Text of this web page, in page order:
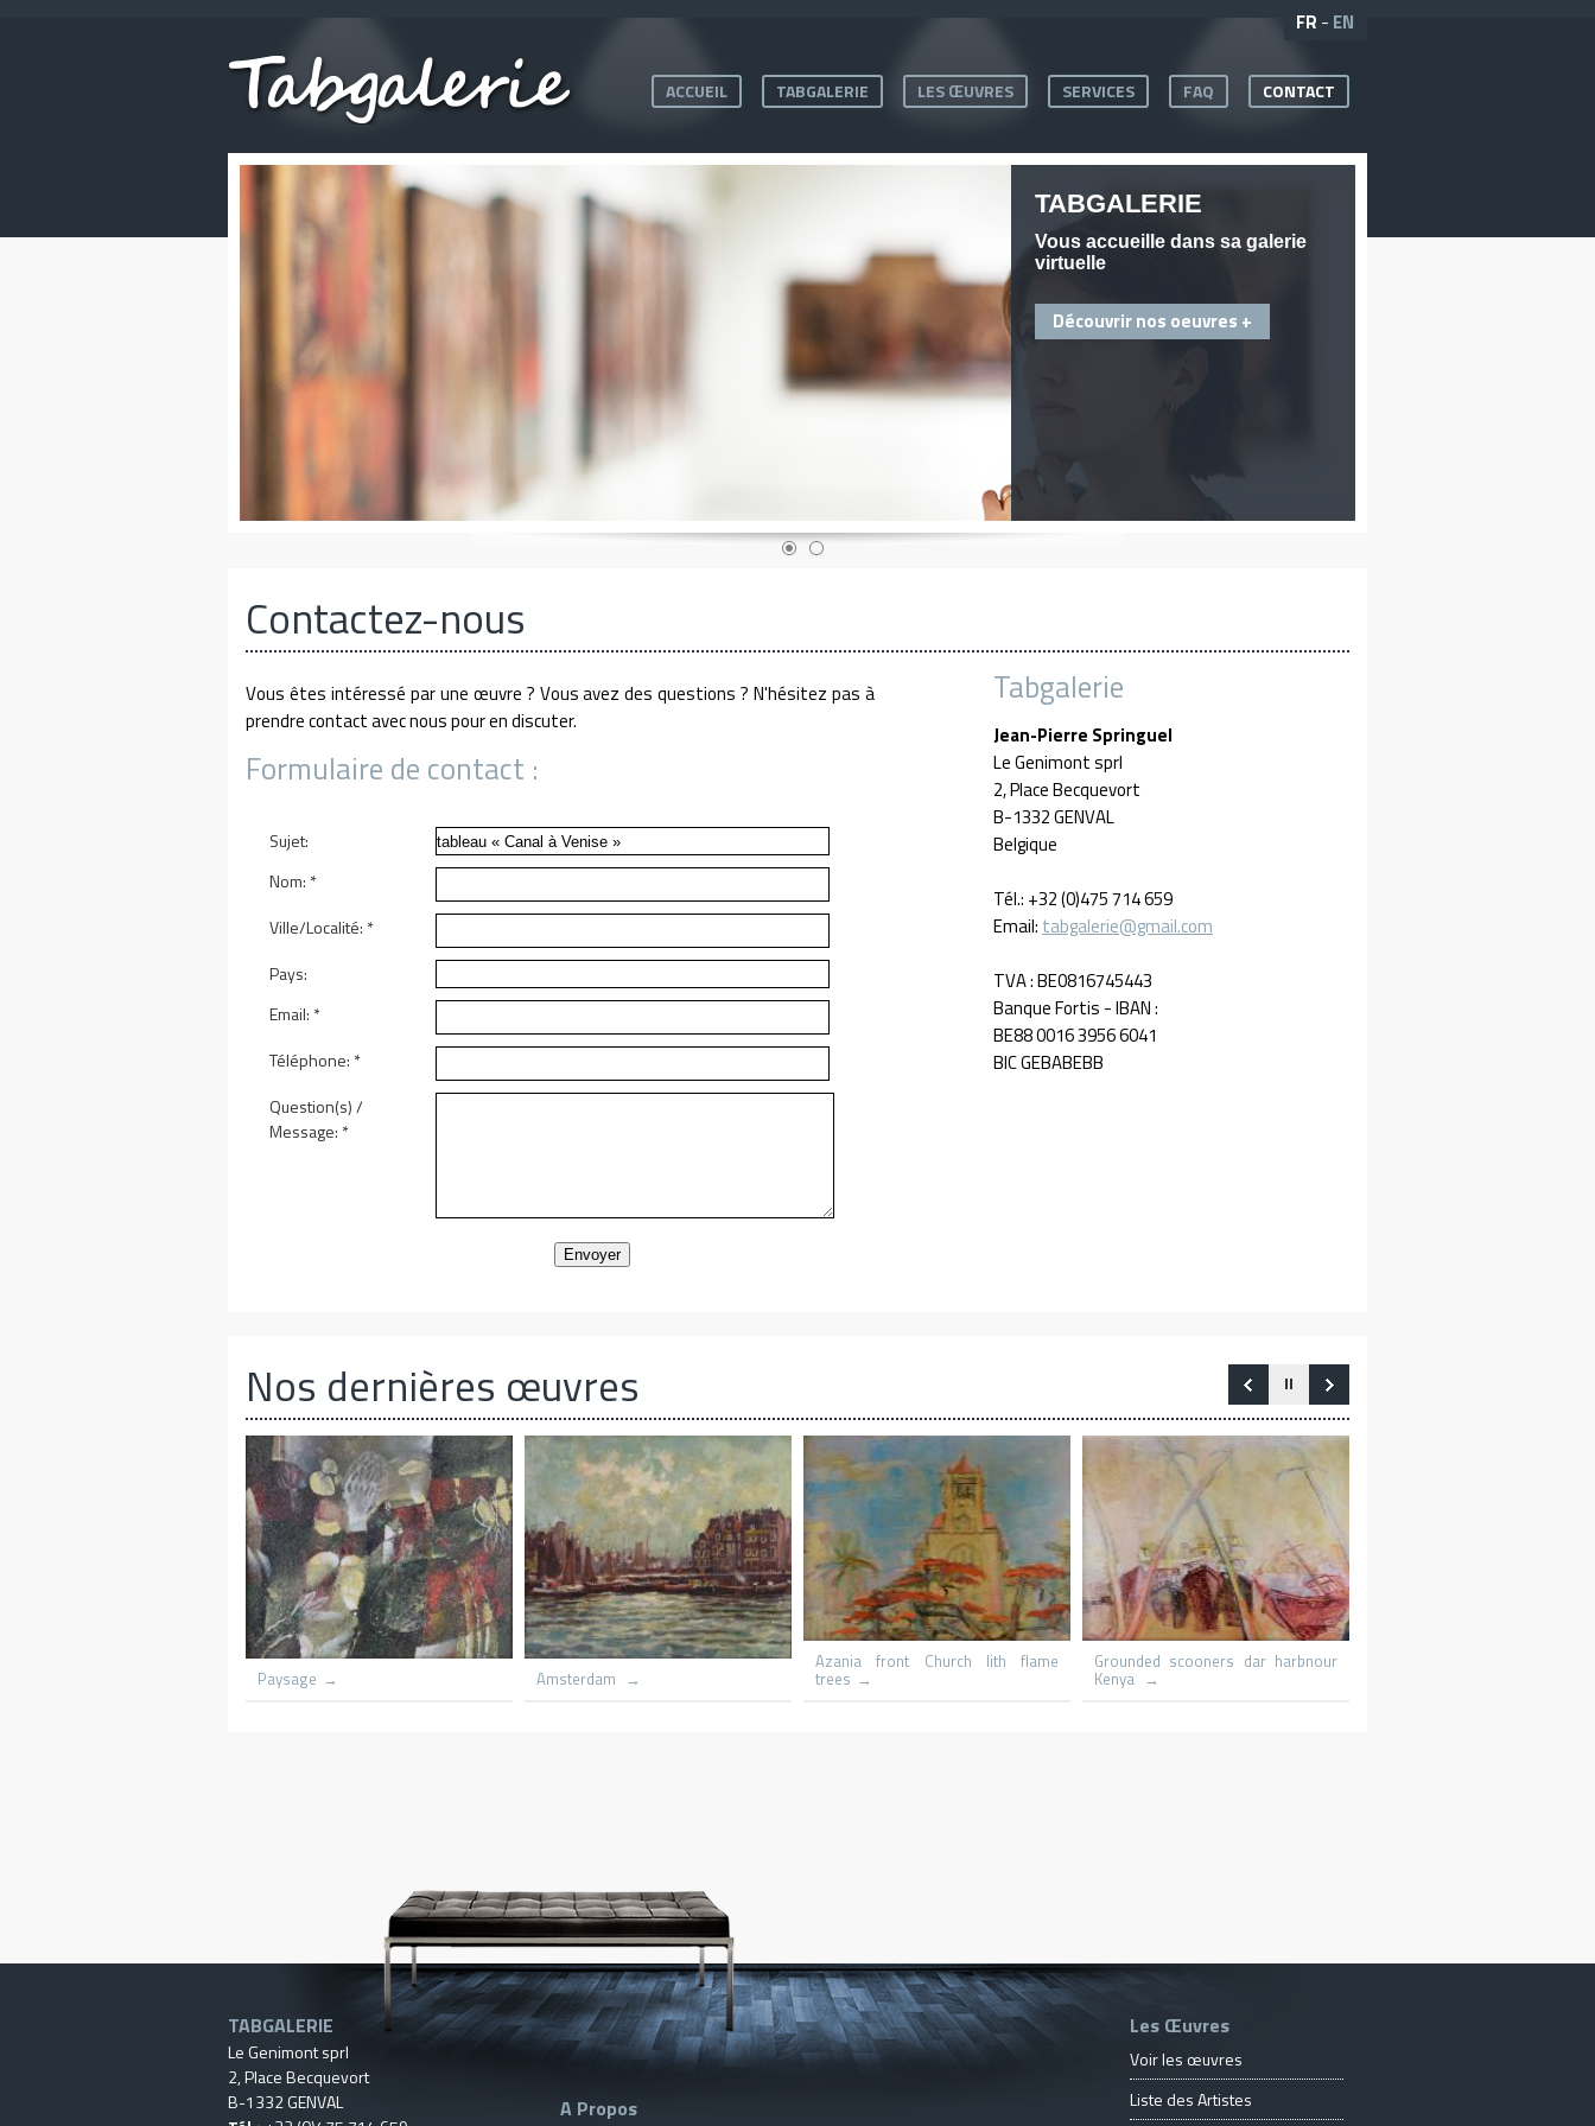
FR - EN
ACCUEIL TABGALERIE LES ŒUVRES SERVICES FAQ CONTACT
Contactez-nous
Tabgalerie
Jean-Pierre Springuel
Le Genimont sprl
2, Place Becquevort
B-1332 GENVAL
Belgique
Tél.: +32 (0)475 714 659
Email: tabgalerie@gmail.com
TVA : BE0816745443
Banque Fortis - IBAN :
BE88 0016 3956 6041
BIC GEBABEBB
Vous êtes intéressé par une œuvre ? Vous avez des questions ? N'hésitez pas à
prendre contact avec nous pour en discuter.
Formulaire de contact :
Sujet:
Nom: *
Ville/Localité: *
Pays:
Email: *
Téléphone: *
Question(s) /
Message: *
Envoyer
Nos dernières œuvres
Grounded scooners dar harbnour
Village du congo Capri St Michaels
TABGALERIE
Le Genimont sprl
2, Place Becquevort
B-1332 GENVAL
A Propos
Les Œuvres
Voir les œuvres
Liste des Artistes